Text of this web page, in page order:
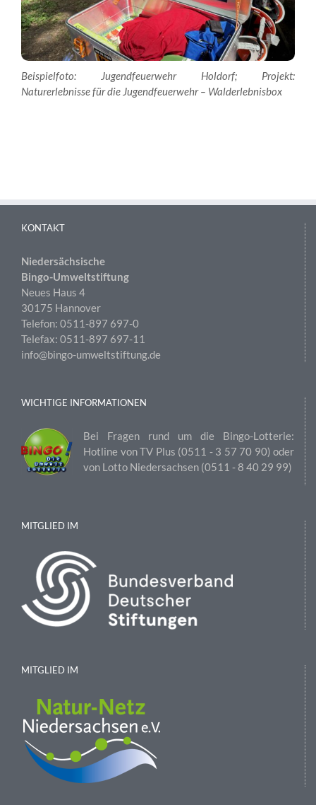
Beispielfoto: Jugendfeuerwehr Holdorf; Projekt:
Naturerlebnisse für die Jugendfeuerwehr – Walderlebnisbox
KONTAKT
Niedersächsische
Bingo-Umweltstiftung
Neues Haus 4
30175 Hannover
Telefon: 0511-897 697-0
Telefax: 0511-897 697-11
info@bingo-umweltstiftung.de
WICHTIGE INFORMATIONEN
Bei Fragen rund um die Bingo-Lotterie:
Hotline von TV Plus (0511 ‑ 3 57 70 90) oder
von Lotto Niedersachsen (0511 ‑ 8 40 29 99)
MITGLIED IM
MITGLIED IM